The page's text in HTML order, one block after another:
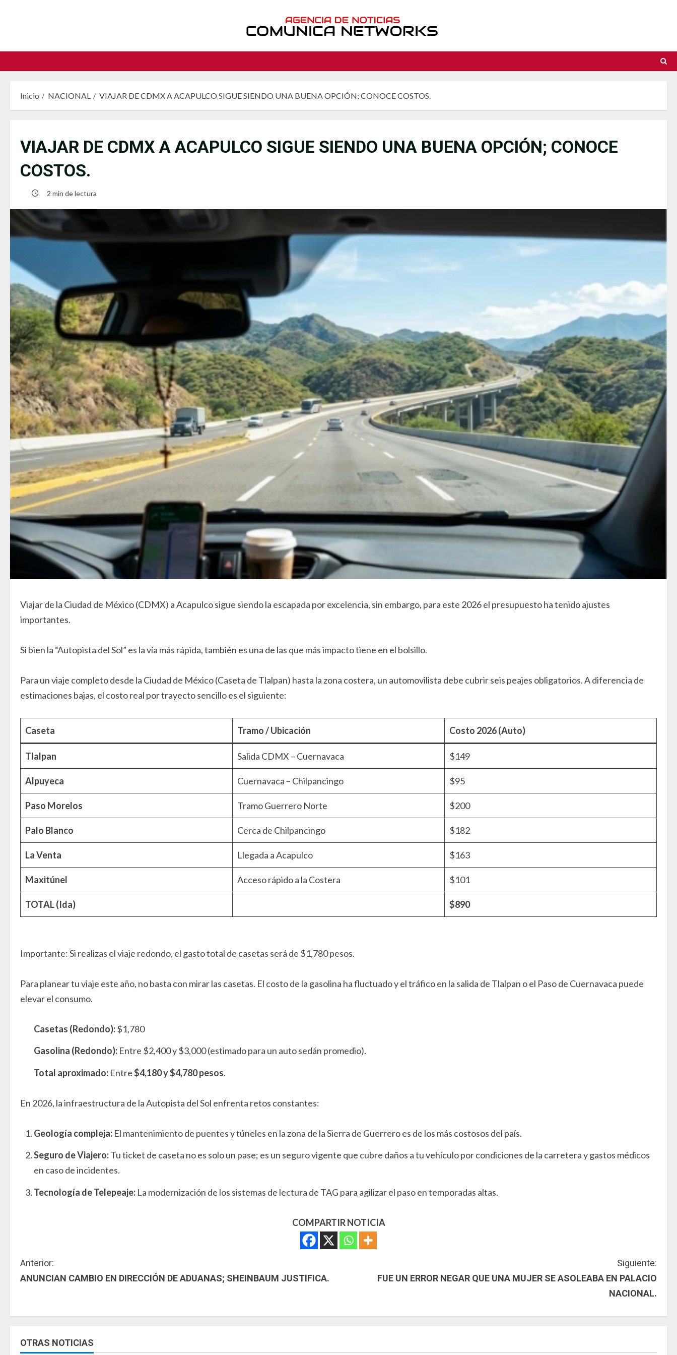
Inicio NACIONAL VIAJAR DE CDMX A ACAPULCO SIGUE SIENDO UNA BUENA OPCIÓN; CONOCE COSTOS.
VIAJAR DE CDMX A ACAPULCO SIGUE SIENDO UNA BUENA OPCIÓN; CONOCE
COSTOS.
2 min de lectura
Viajar de la Ciudad de México (CDMX) a Acapulco sigue siendo la escapada por excelencia, sin embargo, para este 2026 el presupuesto ha tenido ajustes
importantes.
Si bien la “Autopista del Sol” es la vía más rápida, también es una de las que más impacto tiene en el bolsillo.
Para un viaje completo desde la Ciudad de México (Caseta de Tlalpan) hasta la zona costera, un automovilista debe cubrir seis peajes obligatorios. A diferencia de
estimaciones bajas, el costo real por trayecto sencillo es el siguiente:
Caseta Tramo / Ubicación Costo 2026 (Auto)
Tlalpan Salida CDMX – Cuernavaca $149
Alpuyeca Cuernavaca – Chilpancingo $95
Paso Morelos Tramo Guerrero Norte $200
Palo Blanco Cerca de Chilpancingo $182
La Venta Llegada a Acapulco $163
Maxitúnel Acceso rápido a la Costera $101
TOTAL (Ida) $890
Importante: Si realizas el viaje redondo, el gasto total de casetas será de $1,780 pesos.
Para planear tu viaje este año, no basta con mirar las casetas. El costo de la gasolina ha fluctuado y el tráfico en la salida de Tlalpan o el Paso de Cuernavaca puede
elevar el consumo.
Casetas (Redondo):$1,780
Gasolina (Redondo): Entre $2,400 y $3,000 (estimado para un auto sedán promedio).
Total aproximado: Entre$4,180 y $4,780 pesos.
En 2026, la infraestructura de la Autopista del Sol enfrenta retos constantes:
Geología compleja: El mantenimiento de puentes y túneles en la zona de la Sierra de Guerrero es de los más costosos del país.
Seguro de Viajero:Tu ticket de caseta no es solo un pase; es un seguro vigente que cubre daños a tu vehículo por condiciones de la carretera y gastos médicos
en caso de incidentes.
Tecnología de Telepeaje: La modernización de los sistemas de lectura de TAG para agilizar el paso en temporadas altas.
COMPARTIR NOTICIA
S
i
e
Anterior:
ANUNCIAN CAMBIO EN DIRECCIÓN DE ADUANAS; SHEINBAUM JUSTIFICA.
Siguiente:
FUE UN ERROR NEGAR QUE UNA MUJER SE ASOLEABA EN PALACIO
NACIONAL.
OTRAS NOTICIAS